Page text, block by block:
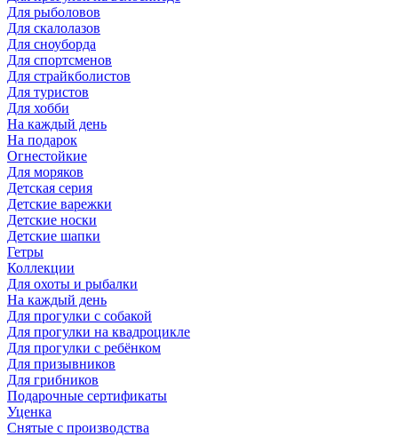
Для рыболовов
Для скалолазов
Для сноуборда
Для спортсменов
Для страйкболистов
Для туристов
Для хобби
На каждый день
На подарок
Огнестойкие
Для моряков
Детская серия
Детские варежки
Детские носки
Детские шапки
Гетры
Коллекции
Для охоты и рыбалки
На каждый день
Для прогулки с собакой
Для прогулки на квадроцикле
Для прогулки с ребёнком
Для призывников
Для грибников
Подарочные сертификаты
Уценка
Снятые с производства